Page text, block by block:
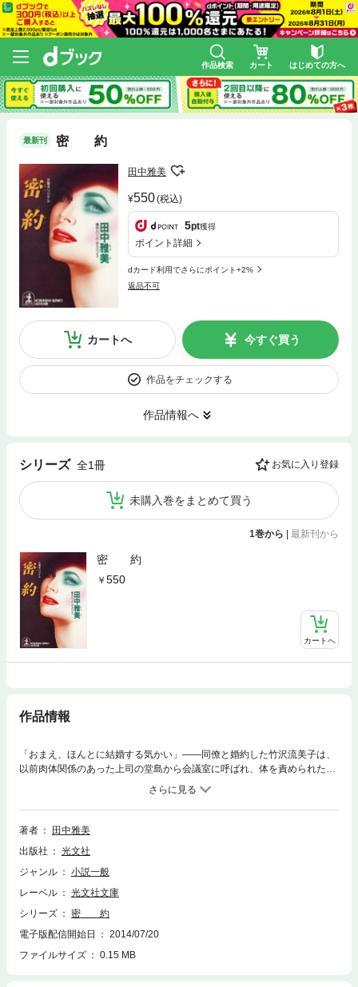
作品検索 カート はじめての方へ
最新刊 密 約
田中雅美
550(税込)
5pt獲得
ポイント詳細
dカード利用でさらにポイント+2%
返品不可
カートへ 今すぐ買う
作品をチェックする
作品情報へ
シリーズ 全1冊 お気に入り登録
未購入巻をまとめて買う
1巻から | 最新刊から
密 約
550
カートへ
作品情報
「おまえ、ほんとに結婚する気かい」――同僚と婚約した竹沢流美子は、
以前肉体関係のあった上司の堂島から会議室に呼ばれ、体を責められた。
縛りつけられながらも、悦びを感じる流美子。だが、愉悦を貪る彼女のま
えに、突然、婚約者の里山真吾が現われた！？〔表題作〕 闇の顔、秘密
の素顔をもつ女と男。人間の愛憎の真実を描きつづける著者の、衝撃作！
著者
田中雅美
出版社
光文社
ジャンル
小説一般
レーベル
光文社文庫
シリーズ
密 約
電子版配信開始日
2014/07/20
ファイルサイズ
0.15 MB